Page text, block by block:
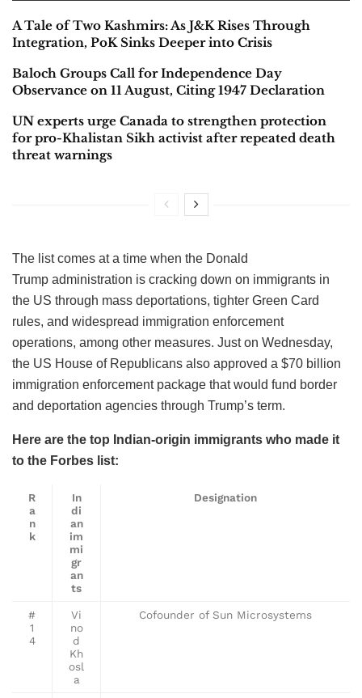
A Tale of Two Kashmirs: As J&K Rises Through
Integration, PoK Sinks Deeper into Crisis
Baloch Groups Call for Independence Day
Observance on 11 August, Citing 1947 Declaration
UN experts urge Canada to strengthen protection
for pro-Khalistan Sikh activist after repeated death
threat warnings
The list comes at a time when the Donald
Trump administration is cracking down on immigrants in
the US through mass deportations, tighter Green Card
rules, and widespread immigration enforcement
operations, among other measures. Just on Wednesday,
the US House of Republicans also approved a $70 billion
immigration enforcement package that would fund border
and deportation agencies through Trump’s term.
Here are the top Indian-origin immigrants who made it
to the Forbes list:
R
a
n
k
In
di
an
im
mi
gr
an
ts
Designation
#
1
4
Vi
no
d
Kh
osl
a
Cofounder of Sun Microsystems